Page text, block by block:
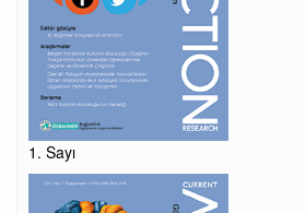
1. Sayı